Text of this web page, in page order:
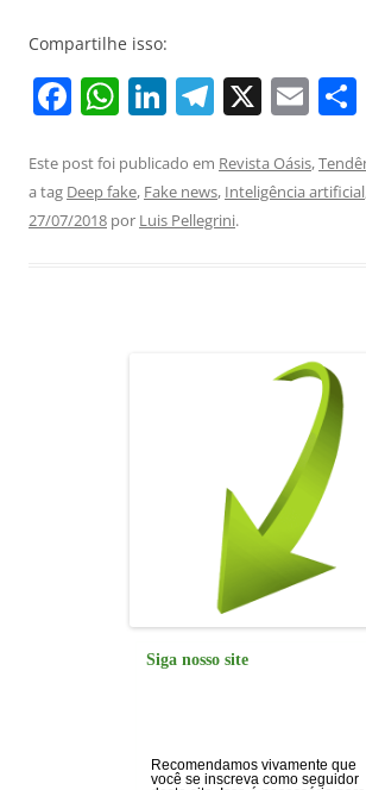
Compartilhe isso:
F
c
e
W
at
s
Li
k
e
T
e
gr
X E
ai
l
Este post foi publicado em Revista Oásis,
a tag Deep fake, Fake news, Inteligência artificial
27/07/2018 por Luis Pellegrini.
Siga nosso site
Recomendamos vivamente que
você se inscreva como seguidor